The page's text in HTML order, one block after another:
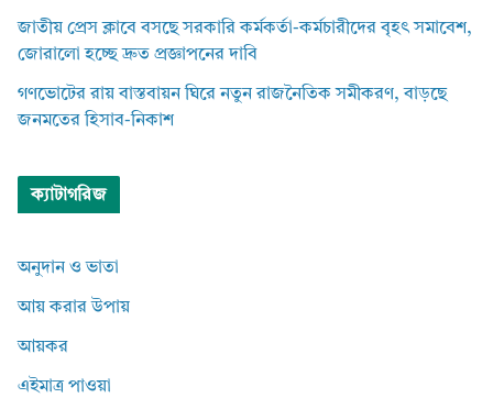
জাতীয় প্রেস ক্লাবে বসছে সরকারি কর্মকর্তা-কর্মচারীদের বৃহৎ সমাবেশ,
জোরালো হচ্ছে দ্রুত প্রজ্ঞাপনের দাবি
গণভোটের রায় বাস্তবায়ন ঘিরে নতুন রাজনৈতিক সমীকরণ, বাড়ছে
জনমতের হিসাব-নিকাশ
ক্যাটাগরিজ
অনুদান ও ভাতা
আয় করার উপায়
আয়কর
এইমাত্র পাওয়া